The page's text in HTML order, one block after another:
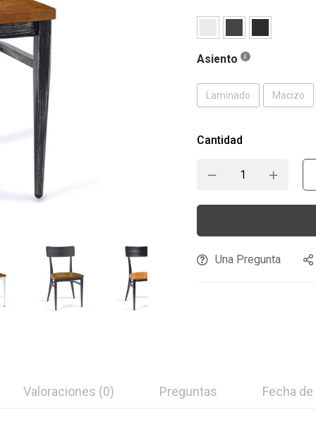
Asiento
Laminado Macizo
Cantidad
Una Pregunta
Valoraciones (0) Preguntas Fecha